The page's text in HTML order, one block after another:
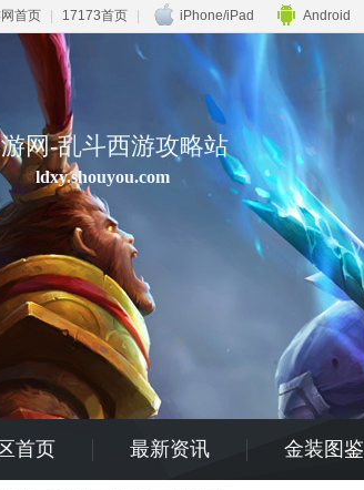
首页 17173首页 iPhone/iPad Android
网-乱斗西游攻略站
ldxy.shouyou.com
首页 最新资讯 金装图鉴